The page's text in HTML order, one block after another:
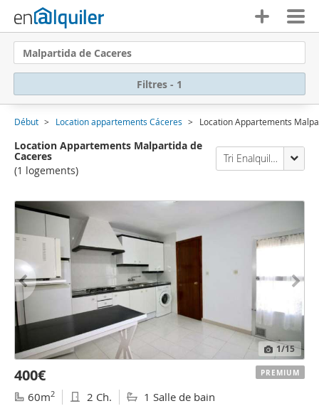
Malpartida de Caceres
Filtres - 1
Début Location appartements Cáceres Location Appartements
Location Appartements Malpartida de
Caceres
(1 logements)
Tri Enalquiler
1/15
400€
60m2 2 Ch. 1 Salle de bain
PREMIUM